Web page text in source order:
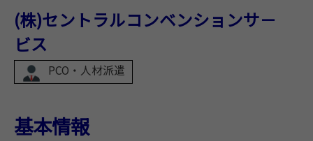
(株)セントラルコンベンションサ－
ビス
PCO・人材派遣
基本情報